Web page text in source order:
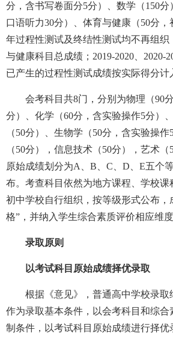
分，含书写卷面分5分）、数学（150分
口语听力30分）、体育与健康（50分，
年过程性测试及终结性测试均不再组织
与健康科目总成绩；2019-2020、2020-
已产生的过程性测试成绩按实际得分计
会考科目共8门，分别为物理（90分
分）、化学（60分，含实验操作5分）
（50分）、生物学（50分，含实验操
（50分），信息技术（50分），艺术
原始成绩划分为A、B、C、D、E五个
布。考查科目依然为地方课程、学校课
初中学校自行组织，按等级形式公布，
格”，并纳入学生综合素质评价相应维度
录取原则
以考试科目原始成绩择优录取
根据《意见》，普通高中学校录取
作为录取基本条件，以会考科目和综合
制条件，以考试科目原始成绩进行择优